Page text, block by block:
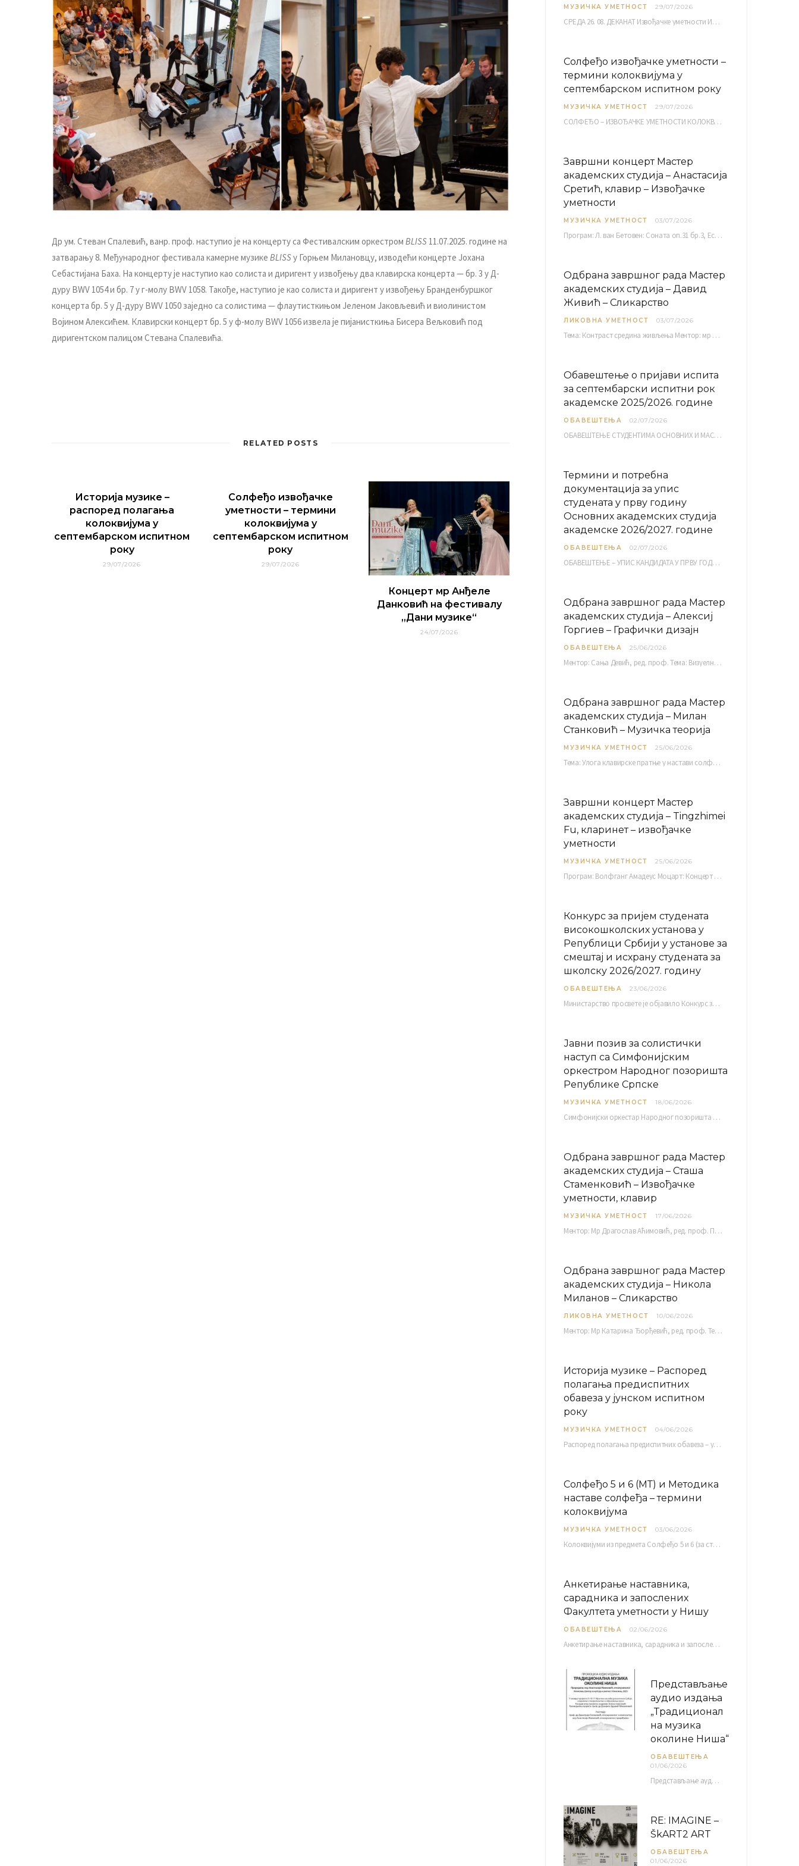
Др ум. Стеван Спалевић, ванр. проф. наступио је на концерту са Фестивалским оркестром BLISS 11.07.2025. године на
затварању 8. Међународног фестивала камерне музике BLISSу Горњем Милановцу, изводећи концерте Јохана
Себастијана Баха. На концерту је наступио као солиста и диригент у извођењу два клавирска концерта — бр. 3 у Д-
дуру BWV 1054 и бр. 7 у г-молу BWV 1058. Такође, наступио је као солиста и диригент у извођењу Бранденбуршког
концерта бр. 5 у Д-дуру BWV 1050 заједно са солистима — флаутисткињом Јеленом Јаковљевић и виолинистом
Војином Алексићем. Клавирски концерт бр. 5 у ф-молу BWV 1056 извела је пијанисткиња Бисера Вељковић под
диригентском палицом Стевана Спалевића.
RELATED POSTS
Историја музике –
распоред полагања
колоквијума у
септембарском испитном
року
29/07/2026
Солфеђо извођачке
уметности – термини
колоквијума у
септембарском испитном
року
29/07/2026
Концерт мр Анђеле
Данковић на фестивалу
„Дани музике“
24/07/2026
МУЗИЧКА УМЕТНОСТ 29/07/2026
СРЕДА 26. 08. ДЕКАНАТ Извођачке уметности ИМ 1, 2 10,00 ИМ 3, 4 10,30 ИМ…
Солфеђо извођачке уметности –
термини колоквијума у
септембарском испитном року
МУЗИЧКА УМЕТНОСТ 29/07/2026
СОЛФЕЂО – ИЗВОЂАЧКЕ УМЕТНОСТИ КОЛОКВИЈУМ септембарски испитни рок четвртак, 03.09.2026. уч. бр. 12 ПИСМЕНИ…
Завршни концерт Мастер
академских студија – Анастасија
Сретић, клавир – Извођачке
уметности
МУЗИЧКА УМЕТНОСТ 03/07/2026
Програм: Л. ван Бетовен: Соната оп.31 бр.3, Ес-дур Р. Шуман: Бечки карневал оп.26 К. Дебиси:…
Одбрана завршног рада Мастер
академских студија – Давид
Живић – Сликарство
ЛИКОВНА УМЕТНОСТ 03/07/2026
Тема: Контраст средина живљења Ментор: мр Братислав Башић, редовни професор Среда, 08.07.2026. у…
Обавештење о пријави испита
за септембарски испитни рок
академске 2025/2026. године
ОБАВЕШТЕЊА 02/07/2026
ОБАВЕШТЕЊЕ СТУДЕНТИМА ОСНОВНИХ И МАСТЕР АКАДЕМСКИХ СТУДИЈА ЕЛЕКТРОНСКА ПРИЈАВА ИСПИТА за септембарски испитни рок за…
Термини и потребна
документација за упис
студената у прву годину
Основних академских студија
академске 2026/2027. године
ОБАВЕШТЕЊА 02/07/2026
ОБАВЕШТЕЊЕ – УПИС КАНДИДАТА У ПРВУ ГОДИНУ ОАС 10, 13, 14, 15. и…
Одбрана завршног рада Мастер
академских студија – Алексиј
Горгиев – Графички дизајн
ОБАВЕШТЕЊА 25/06/2026
Ментор: Сања Девић, ред. проф. Тема: Визуелни идентитет линије нутриционистичких производа Vita+: Од амбалаже до мултимедијалне комуникације Петак, 03. 07.…
Одбрана завршног рада Мастер
академских студија – Милан
Станковић – Музичка теорија
МУЗИЧКА УМЕТНОСТ 25/06/2026
Тема: Улога клавирске пратње у настави солфеђа у првом циклусу основне музичке школе Ментор…
Завршни концерт Мастер
академских студија – Tingzhimei
Fu, кларинет – извођачке
уметности
МУЗИЧКА УМЕТНОСТ 25/06/2026
Програм: Волфганг Амадеус Моцарт: Концерт за кларинет и оркестар, А-дур Ментор Милош Мијатовић, редовни…
Конкурс за пријем студената
високошколских установа у
Републици Србији у установе за
смештај и исхрану студената за
школску 2026/2027. годину
ОБАВЕШТЕЊА 23/06/2026
Министарство просвете је објавило Конкурс за пријем студената високошколских установа у Републици Србији у установе…
Јавни позив за солистички
наступ са Симфонијским
оркестром Народног позоришта
Републике Српске
МУЗИЧКА УМЕТНОСТ 18/06/2026
Симфонијски оркестар Народног позоришта Републике Српске расписује јавни позив за учешће у пројекту „CRESCENDO: Нова…
Одбрана завршног рада Мастер
академских студија – Сташа
Стаменковић – Извођачке
уметности, клавир
МУЗИЧКА УМЕТНОСТ 17/06/2026
Ментор: Мр Драгослав Аћимовић, ред. проф. Програм: Л. Ван Бетовен: Соната оп. 31 бр. 2 у…
Одбрана завршног рада Мастер
академских студија – Никола
Миланов – Сликарство
ЛИКОВНА УМЕТНОСТ 10/06/2026
Ментор: Мр Катарина Ђорђевић, ред. проф. Тема: Монолог емоција Среда, 17. 06. 2026. у 15:30 сати Сала бр. 12 Факултета уметности у Нишу, Кнегиње…
Историја музике – Распоред
полагања предиспитних
обавеза у јунском испитном
року
МУЗИЧКА УМЕТНОСТ 04/06/2026
Распоред полагaња предиспитних обавеза – усменог колоквијума и теста из слушања музике – објављен је…
Солфеђо 5 и 6 (МТ) и Методика
наставе солфеђа – термини
колоквијума
МУЗИЧКА УМЕТНОСТ 03/06/2026
Колоквијуми из предмета Солфеђо 5 и 6 (за студенте студијског програма Музичка теорија) и Методика…
Анкетирање наставника,
сарадника и запослених
Факултета уметности у Нишу
ОБАВЕШТЕЊА 02/06/2026
Анкетирање наставника, сарадника и запослених Факултета уметности у Нишу ради сачињавања Извештаја о самовредновању биће…
Представљање
аудио издања
„Традиционал
на музика
околине Ниша“
ОБАВЕШТЕЊА
01/06/2026
Представљање аудио издања “Традиционална музика околине Ниша” организује се у оквиру пројекта О-10-17 Музичко наслеђе…
RE: IMAGINE –
ŠkART2 ART
ОБАВЕШТЕЊА
01/06/2026